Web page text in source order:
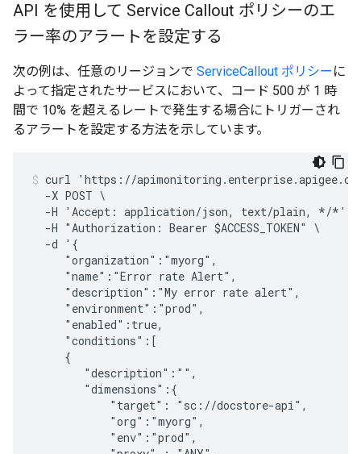
API を使用して Service Callout ポリシーのエ
ラー率のアラートを設定する
次の例は、任意のリージョンで ServiceCallout ポリシー に
よって指定されたサービスにおいて、コード 500 が 1 時
間で 10% を超えるレートで発生する場合にトリガーされ
るアラートを設定する方法を示しています。
curl 'https://
  -X POST \
-H 'Accept: application/json, text/plain, */*'
  -H "Authorization: Bearer $ACCESS_TOKEN" \
  -d '{
     "organization":"myorg",
     "name":"Error rate Alert",
     "description":"My error rate alert",
     "environment":"prod",
     "enabled":true,
     "conditions":[
     {
        "description":"",
        "dimensions":{
            "target": "sc://docstore-api",
            "org":"myorg",
            "env":"prod",